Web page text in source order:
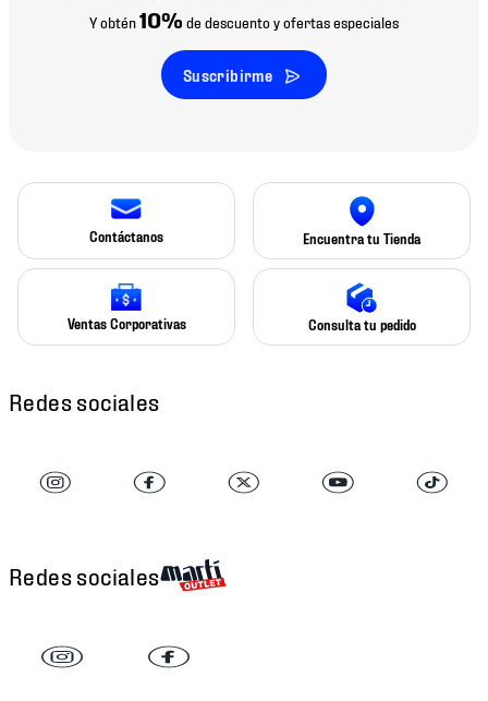
Y obtén10% de descuento y ofertas especiales
Suscribirme
Contáctanos Encuentra tu Tienda
Ventas Corporativas Consulta tu pedido
Redes sociales
Redes sociales